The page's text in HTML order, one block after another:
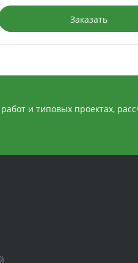
Заказать
и типовых проектах,